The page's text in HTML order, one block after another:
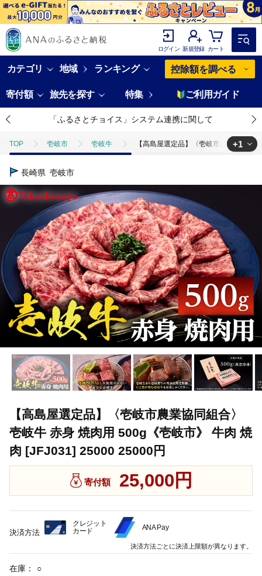
ログイン 新規登録 カート
カテゴリ 地域 ランキング 控除額を調べる
寄付額 旅先を探す 特集 ご利用ガイド
「ふるさとチョイス」システム連携に関して
TOP 壱岐市 壱岐牛 【高島屋選定品】〈壱岐市農業協同
TOP
+1
長崎県 壱岐市
【高島屋選定品】〈壱岐市農業協同組合〉
壱岐牛 赤身 焼肉用 500g《壱岐市》 牛肉 焼
肉 [JFJ031] 25000 25000円
寄付額 25,000円
在庫： ○
決済方法
クレジット
カード
ANA Pay
決済方法ごとに決済上限額が異なります。